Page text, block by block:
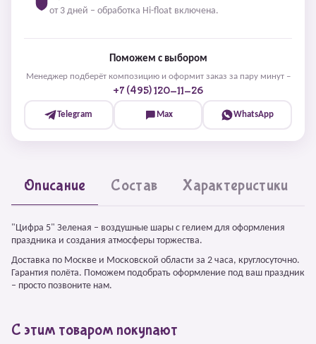
от 3 дней – обработка Hi-float включена.
Поможем с выбором
Менеджер подберёт композицию и оформит заказ за пару минут –
+7 (495) 120-11-26
Telegram Max WhatsApp
Описание Состав Характеристики
"Цифра 5" Зеленая – воздушные шары с гелием для оформления
праздника и создания атмосферы торжества.
Доставка по Москве и Московской области за 2 часа, круглосуточно.
Гарантия полёта. Поможем подобрать оформление под ваш праздник
– просто позвоните нам.
С этим товаром покупают